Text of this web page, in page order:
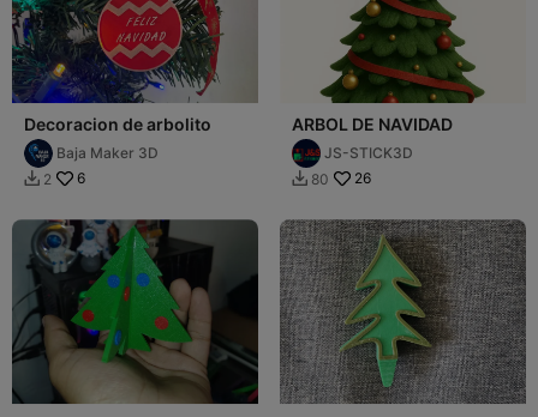
Decoracion de arbolito
Baja Maker 3D
 2 6
ARBOL DE NAVIDAD
JS-STICK3D
 80 26